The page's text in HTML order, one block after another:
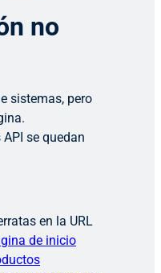
no
sistemas, pero
se quedan
en la URL
de inicio